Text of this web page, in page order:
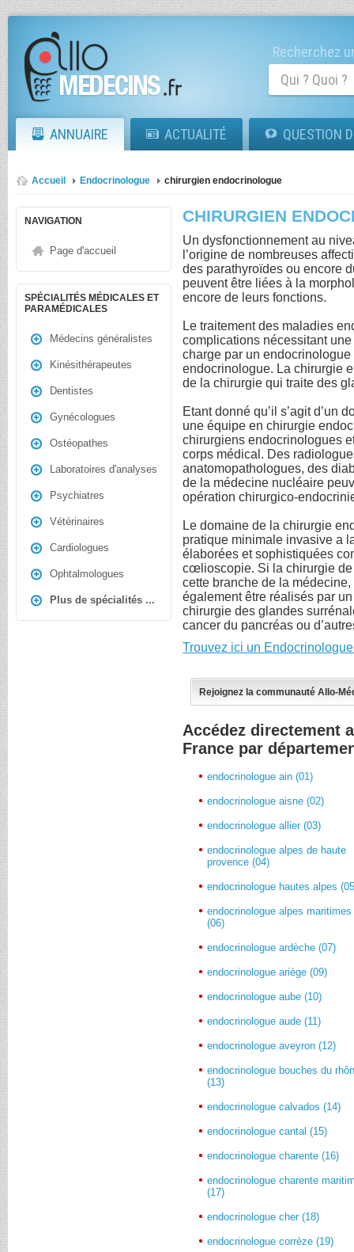
Recherchez
ANNUAIRE ACTUALITÉ QUESTION
Accueil Endocrinologue chirurgien endocrinologue
NAVIGATION
Page d'accueil
SPÉCIALITÉS MÉDICALES ET
PARAMÉDICALES
Médecins généralistes
Kinésithérapeutes
Dentistes
Gynécologues
Ostéopathes
Laboratoires d'analyses
Psychiatres
Vétérinaires
Cardiologues
Ophtalmologues
Plus de spécialités ...
CHIRURGIEN
Un dysfonctionnement au
l’origine de nombreuses
des parathyroïdes ou encore
peuvent être liées à la
encore de leurs fonctions.
Le traitement des maladies
complications nécessitant
charge par un
endocrinologue. La chirurgie
de la chirurgie qui traite des
Etant donné qu’il s’agit d’un
une équipe en chirurgie
chirurgiens endocrinologues
corps médical. Des
anatomopathologues, des
de la médecine nucléaire
opération chirurgico-
Le domaine de la chirurgie
pratique minimale invasive a
élaborées et sophistiquées
cœlioscopie. Si la chirurgie
cette branche de la médecine,
également être réalisés par
chirurgie des glandes
cancer du pancréas ou
Trouvez ici un
Rejoignez la communauté Allo-
Accédez directement
France par
endocrinologue ain (01)
endocrinologue aisne (02)
endocrinologue allier (03)
endocrinologue alpes de haute
provence (04)
endocrinologue hautes alpes
endocrinologue alpes maritimes
(06)
endocrinologue ardèche (07)
endocrinologue ariège (09)
endocrinologue aube (10)
endocrinologue aude (11)
endocrinologue aveyron (12)
endocrinologue bouches du
(13)
endocrinologue calvados (14)
endocrinologue cantal (15)
endocrinologue charente (16)
endocrinologue charente
(17)
endocrinologue cher (18)
endocrinologue corrèze (19)